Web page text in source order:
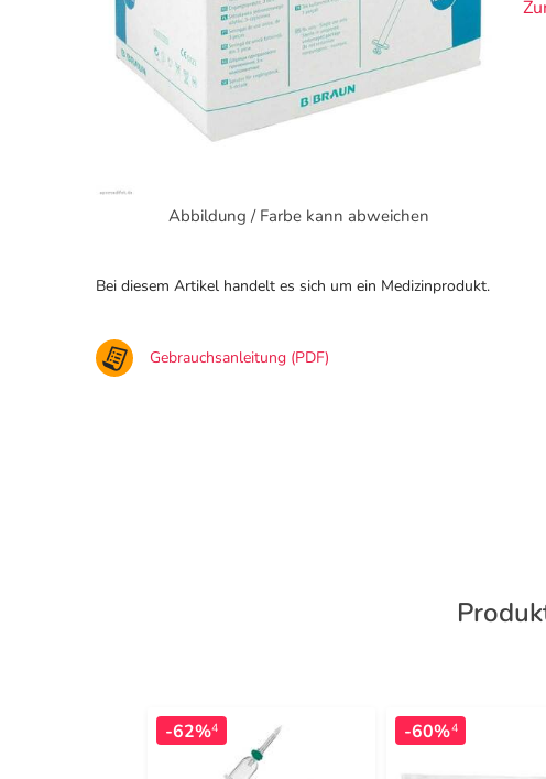
Abbildung / Farbe kann abweichen
Bei diesem Artikel handelt es sich um ein Medizinprodukt.
Gebrauchsanleitung (PDF)
-62%4 -60%4